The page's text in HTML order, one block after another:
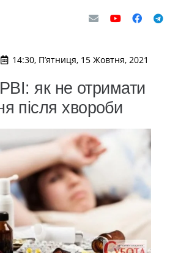
14:30, П’ятниця, 15 Жовтня, 2021
як не отримати
після хвороби